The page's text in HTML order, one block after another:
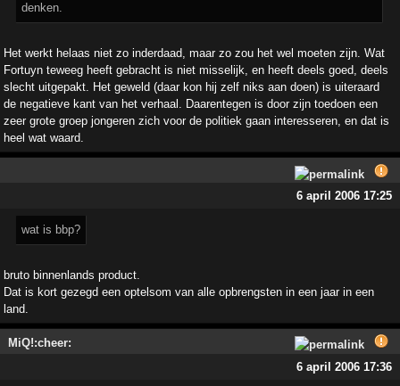
denken.
Het werkt helaas niet zo inderdaad, maar zo zou het wel moeten zijn. Wat
Fortuyn teweeg heeft gebracht is niet misselijk, en heeft deels goed, deels
slecht uitgepakt. Het geweld (daar kon hij zelf niks aan doen) is uiteraard
de negatieve kant van het verhaal. Daarentegen is door zijn toedoen een
zeer grote groep jongeren zich voor de politiek gaan interesseren, en dat is
heel wat waard.
6 april 2006 17:25
wat is bbp?
bruto binnenlands product.
Dat is kort gezegd een optelsom van alle opbrengsten in een jaar in een
land.
MiQ!:cheer:
6 april 2006 17:36